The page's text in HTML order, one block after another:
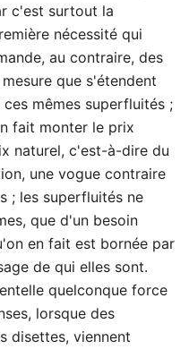
c'est surtout la
nécessité qui
au contraire, des
que s'étendent
mêmes superfluités ;
fait monter le prix
naturel, c'est-à-dire du
une vogue contraire
; les superfluités ne
que d'un besoin
en fait est bornée par
de qui elles sont.
quelconque force
lorsque des
disettes, viennent